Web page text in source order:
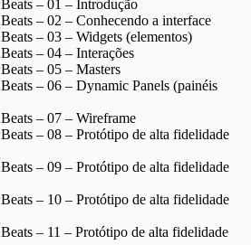
– 01 – Introdução
– 02 – Conhecendo a interface
– 03 – Widgets (elementos)
– 04 – Interações
– 05 – Masters
– 06 – Dynamic Panels (painéis
– 07 – Wireframe
– 08 – Protótipo de alta fidelidade
– 09 – Protótipo de alta fidelidade
– 10 – Protótipo de alta fidelidade
– 11 – Protótipo de alta fidelidade